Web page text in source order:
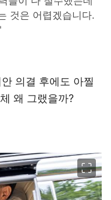
것은 어렵겠습니다.
의결 후에도 아찔
왜 그랬을까?